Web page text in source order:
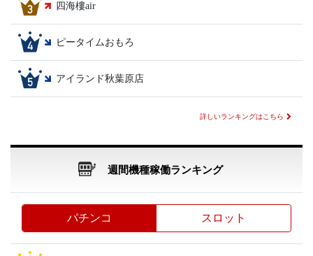
四海樓air
ピータイムおもろ
アイランド秋葉原店
詳しいランキングはこちら
週間機種稼働ランキング
パチンコ スロット